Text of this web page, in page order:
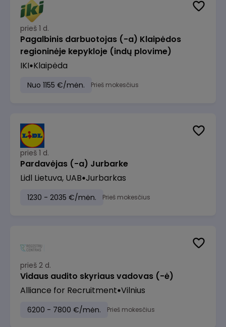
prieš 1 d.
Pagalbinis darbuotojas (-a) Klaipėdos
regioninėje kepykloje (indų plovime)
IKI Klaipėda
Nuo 1155 €/mėn. Prieš mokesčius
prieš 1 d.
Pardavėjas (-a) Jurbarke
Lidl Lietuva, UAB Jurbarkas
1230 - 2035 €/mėn. Prieš mokesčius
prieš 2 d.
Vidaus audito skyriaus vadovas (-ė)
Alliance for Recruitment Vilnius
6200 - 7800 €/mėn. Prieš mokesčius